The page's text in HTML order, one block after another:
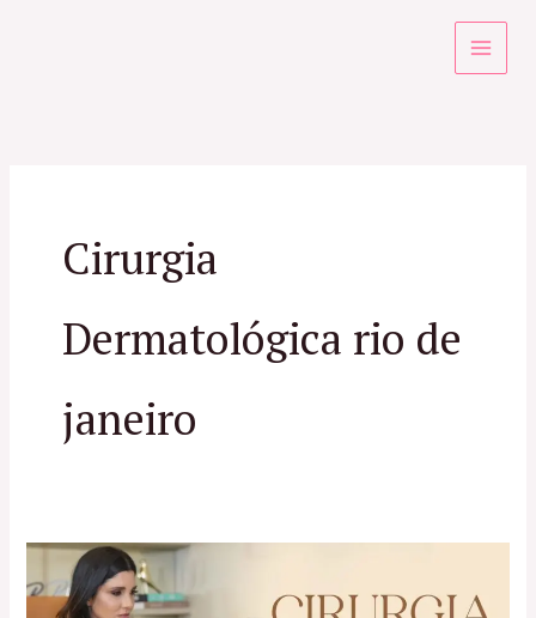
Cirurgia
Dermatológica rio de
janeiro
Cirurgia
Dermatológica